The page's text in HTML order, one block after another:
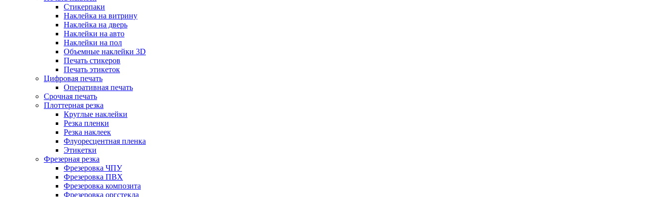
Стикерпаки
Наклейка на витрину
Наклейка на дверь
Наклейки на авто
Наклейки на пол
Объемные наклейки 3D
Печать стикеров
Печать этикеток
Цифровая печать
Оперативная печать
Срочная печать
Плоттерная резка
Круглые наклейки
Резка пленки
Резка наклеек
Флуоресцентная пленка
Этикетки
Фрезерная резка
Фрезеровка ЧПУ
Фрезеровка ПВХ
Фрезеровка композита
Фрезеровка оргстекла